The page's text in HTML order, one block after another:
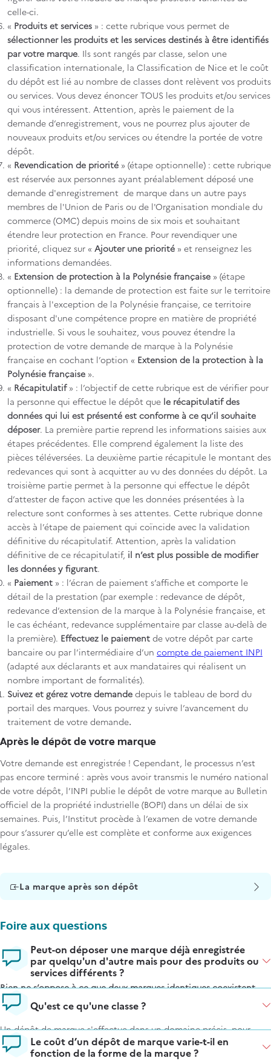
celle-ci.
« Produits et services » : cette rubrique vous permet de
sélectionner les produits et les services destinés à être identifiés
par votre marque. Ils sont rangés par classe, selon une
classification internationale, la Classification de Nice et le coût
du dépôt est lié au nombre de classes dont relèvent vos produits
ou services. Vous devez énoncer TOUS les produits et/ou services
qui vous intéressent. Attention, après le paiement de la
demande d’enregistrement, vous ne pourrez plus ajouter de
nouveaux produits et/ou services ou étendre la portée de votre
dépôt.
« Revendication de priorité » (étape optionnelle) : cette rubrique
est réservée aux personnes ayant préalablement déposé une
demande d'enregistrement de marque dans un autre pays
membres de l'Union de Paris ou de l'Organisation mondiale du
commerce (OMC) depuis moins de six mois et souhaitant
étendre leur protection en France. Pour revendiquer une
priorité, cliquez sur « Ajouter une priorité » et renseignez les
informations demandées.
« Extension de protection à la Polynésie française » (étape
optionnelle) : la demande de protection est faite sur le territoire
français à l'exception de la Polynésie française, ce territoire
disposant d'une compétence propre en matière de propriété
industrielle. Si vous le souhaitez, vous pouvez étendre la
protection de votre demande de marque à la Polynésie
française en cochant l’option « Extension de la protection à la
Polynésie française ».
« Récapitulatif » : l’objectif de cette rubrique est de vérifier pour
la personne qui effectue le dépôt que le récapitulatif des
données qui lui est présenté est conforme à ce qu’il souhaite
déposer. La première partie reprend les informations saisies aux
étapes précédentes. Elle comprend également la liste des
pièces téléversées. La deuxième partie récapitule le montant des
redevances qui sont à acquitter au vu des données du dépôt. La
troisième partie permet à la personne qui effectue le dépôt
d’attester de façon active que les données présentées à la
relecture sont conformes à ses attentes. Cette rubrique donne
accès à l’étape de paiement qui coïncide avec la validation
définitive du récapitulatif. Attention, après la validation
définitive de ce récapitulatif, il n’est plus possible de modifier
les données y figurant.
« Paiement » : l’écran de paiement s’affiche et comporte le
détail de la prestation (par exemple : redevance de dépôt,
redevance d’extension de la marque à la Polynésie française, et
le cas échéant, redevance supplémentaire par classe au-delà de
la première). Effectuez le paiement de votre dépôt par carte
bancaire ou par l’intermédiaire d’un compte de paiement INPI
(adapté aux déclarants et aux mandataires qui réalisent un
nombre important de formalités).
Suivez et gérez votre demande depuis le tableau de bord du
portail des marques. Vous pourrez y suivre l’avancement du
traitement de votre demande.
Après le dépôt de votre marque
Votre demande est enregistrée ! Cependant, le processus n’est
pas encore terminé : après vous avoir transmis le numéro national
de votre dépôt, l’INPI publie le dépôt de votre marque au Bulletin
officiel de la propriété industrielle (BOPI) dans un délai de six
semaines. Puis, l’Institut procède à l’examen de votre demande
pour s’assurer qu’elle est complète et conforme aux exigences
légales.
La marque après son dépôt
Foire aux questions
FAQ
Items
Peut-on déposer une marque déjà enregistrée
par quelqu'un d'autre mais pour des produits ou
services différents ?
Rien ne s’oppose à ce que deux marques identiques coexistent
légalement, si elles concernent des produits différents, entre
lesquels il n’y a pas de risque de confusion.
Cependant, exceptionnellement, les signes devenus des marques
notoires ou de renommée sont protégés plus largement que les
Qu'est ce qu'une classe ?
Un dépôt de marque s'effectue dans un domaine précis, pour
certains produits et/ou services.
Le coût d’un dépôt de marque varie-t-il en
fonction de la forme de la marque ?